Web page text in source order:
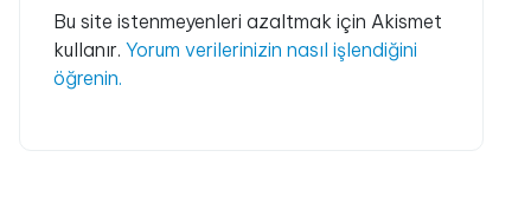
Bu site istenmeyenleri azaltmak için Akismet
kullanır. Yorum verilerinizin nasıl işlendiğini
öğrenin.